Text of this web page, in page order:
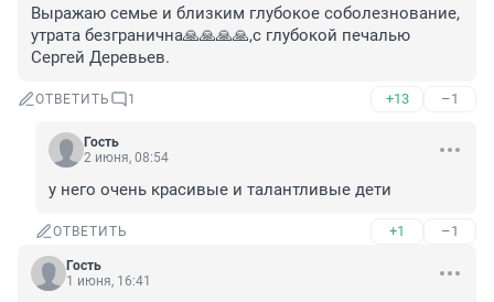
Выражаю семье и близким глубокое соболезнование,
утрата безгранична🙏🙏🙏🙏,с глубокой печалью
Сергей Деревьев.
ОТВЕТИТЬ 1 +13 –1
Гость
2 июня, 08:54
у него очень красивые и талантливые дети
ОТВЕТИТЬ +1 –1
Гость
1 июня, 16:41